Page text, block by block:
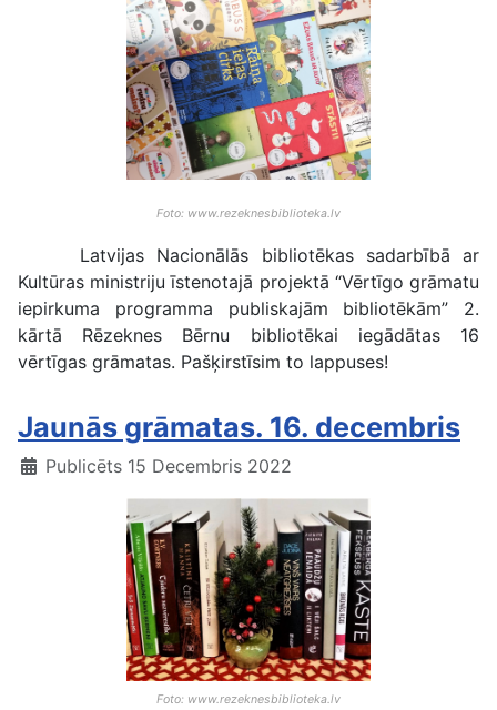
Foto: www.rezeknesbiblioteka.lv
Latvijas Nacionālās bibliotēkas sadarbībā ar
Kultūras ministriju īstenotajā projektā “Vērtīgo grāmatu
iepirkuma programma publiskajām bibliotēkām” 2.
kārtā Rēzeknes Bērnu bibliotēkai iegādātas 16
vērtīgas grāmatas. Pašķirstīsim to lappuses!
Jaunās grāmatas. 16. decembris
Publicēts 15 Decembris 2022
Foto: www.rezeknesbiblioteka.lv